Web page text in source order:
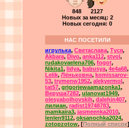
848 2127
Новых за месяц: 2
Новых сегодня: 0
НАС ПОСЕТИЛИ
игрулька, Светаслава, Туся,
Akbara, Divo, anka112, stvol ,
rudakovaelena706, fogot,
Nikita1, lidya, babusya, 4e4a68,
Lelik, Лёньковна, komissarov-
53, trymenw1952, alekyermol ,
tat57, grigorjewaamazonka1,
Веруша7282, ulanovat1949,
olesyabolhovskih, dalehin407,
лилиан, radist19748783,
mamkaira3, jasmeenka2010,
lenlen9112, oksanochka2024,
zotopzotow, [Полный список]